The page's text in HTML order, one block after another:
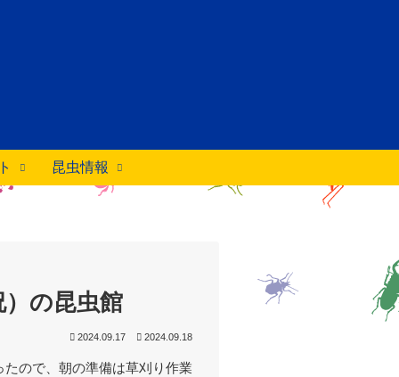
昆虫情報
の昆虫館
2024.09.17 2024.09.18
ので、朝の準備は草刈り作業